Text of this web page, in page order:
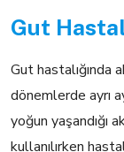
Gut
Gut hastalığında
dönemlerde ayrı
yoğun yaşandığı
kullanılırken